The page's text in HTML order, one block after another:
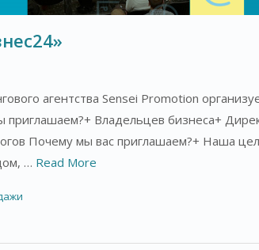
агентства Sensei Promotion
Владельцев бизнеса+
Почему мы вас приглашаем?+ Наша
… Read More